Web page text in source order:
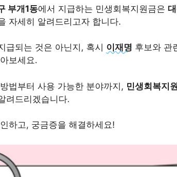
부개1동에서 지급하는 민생회복지원금은
자세히 알려드리고자 합니다.
급되는 것은 아닌지, 혹시 이재명 후보와 관
보세요.
법부터 사용 가능한 분야까지, 민생회복지
려드리겠습니다.
하고, 궁금증을 해결하세요!